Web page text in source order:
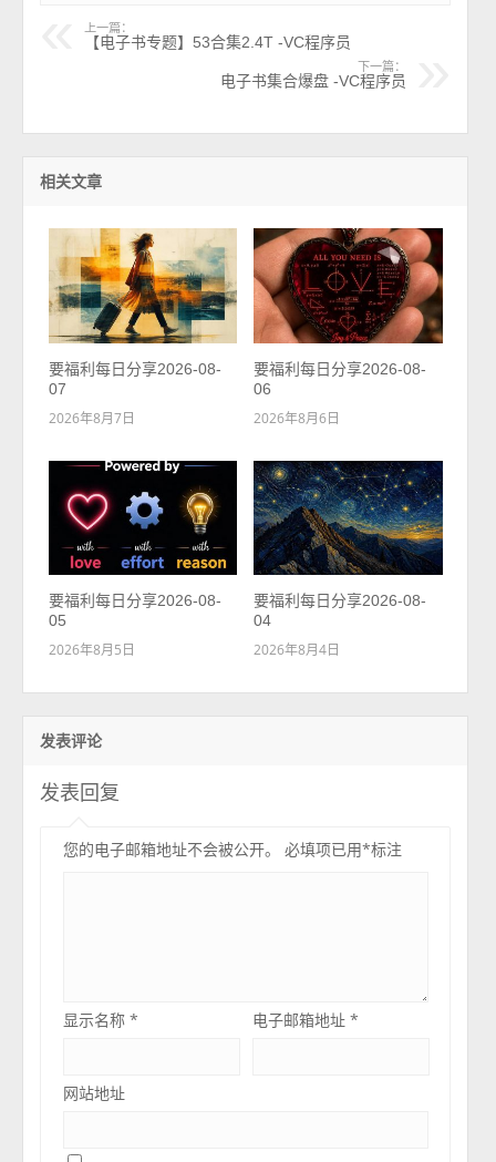
上一篇：
【电子书专题】53合集2.4T -VC程序员
下一篇：
电子书集合爆盘 -VC程序员
相关文章
要福利每日分享2026-08-
07
2026年8月7日
要福利每日分享2026-08-
06
2026年8月6日
要福利每日分享2026-08-
05
2026年8月5日
要福利每日分享2026-08-
04
2026年8月4日
发表评论
发表回复
您的电子邮箱地址不会被公开。 必填项已用*标注
显示名称* 电子邮箱地址*
网站地址